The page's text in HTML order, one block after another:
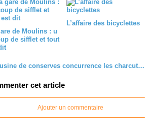
de Moulins : u
de sifflet et tout
L’affaire des bicyclettes
L’usine de conserves concurrence les charcutiers
cet article
Ajouter un commentaire